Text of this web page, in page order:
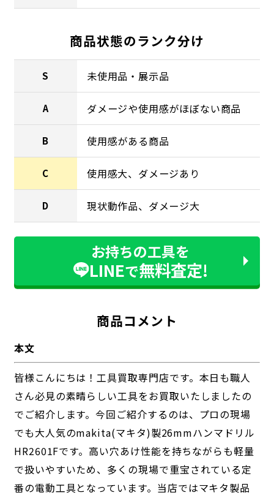
商品状態のランク分け
S 未使用品・展示品
A ダメージや使用感がほぼない商品
B 使用感がある商品
C 使用感大、ダメージあり
D 現状動作品、ダメージ大
お持ちの工具を
LINEで無料査定!
商品コメント
本文
皆様こんにちは！工具買取専門店です。本日も職人
さん必見の素晴らしい工具をお買取いたしましたの
でご紹介します。今回ご紹介するのは、プロの現場
でも大人気のmakita(マキタ)製26mmハンマドリル
HR2601Fです。高い穴あけ性能を持ちながらも軽量
で扱いやすいため、多くの現場で重宝されている定
番の電動工具となっています。当店ではマキタ製品